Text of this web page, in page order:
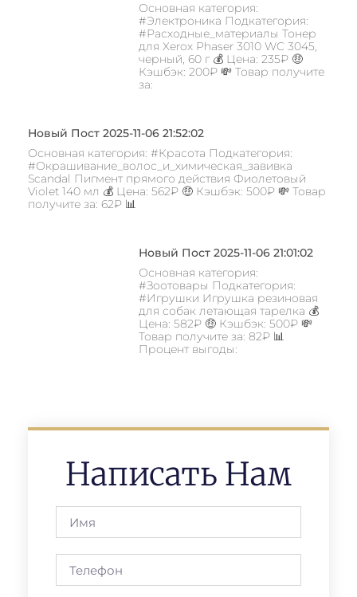
Основная категория:
#Электроника Подкатегория:
#Расходные_материалы Тонер
для Xerox Phaser 3010 WC 3045,
черный, 60 г 💰 Цена: 235₽ 🤑
Кэшбэк: 200₽ 💸 Товар получите
за:
Новый Пост 2025-11-06 21:52:02
Основная категория: #Красота Подкатегория:
#Окрашивание_волос_и_химическая_завивка
Scandal Пигмент прямого действия Фиолетовый
Violet 140 мл 💰 Цена: 562₽ 🤑 Кэшбэк: 500₽ 💸 Товар
получите за: 62₽ 📊
Новый Пост 2025-11-06 21:01:02
Основная категория:
#Зоотовары Подкатегория:
#Игрушки Игрушка резиновая
для собак летающая тарелка 💰
Цена: 582₽ 🤑 Кэшбэк: 500₽ 💸
Товар получите за: 82₽ 📊
Процент выгоды:
Написать Нам